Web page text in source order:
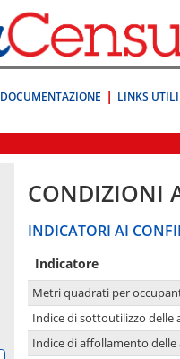
DOCUMENTAZIONE LINKS UTILI
CONDIZIONI
INDICATORI AI
Indicatore
Metri quadrati per
Indice di sottoutilizzo delle
Indice di affollamento